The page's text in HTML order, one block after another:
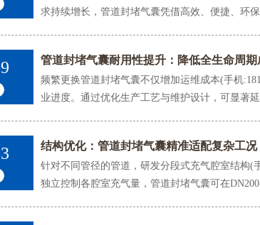
带 闭孔泡沫板
闭水试验气囊
求持续增长，管道封堵气囊凭借高效、便捷、环
管道封堵气囊耐用性提升：降低全生命周期
频繁更换管道封堵气囊不仅增加运维成本(手机
业进度。通过优化生产工艺与维护设计，可显著
结构优化：管道封堵气囊精准适配复杂工况
针对不同管径的管道，研发分段式充气腔室结构(
独立控制各腔室充气量，管道封堵气囊可在